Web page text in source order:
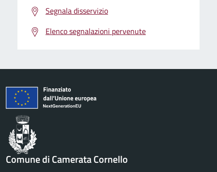
Segnala disservizio
Elenco segnalazioni pervenute
Comune di Camerata Cornello